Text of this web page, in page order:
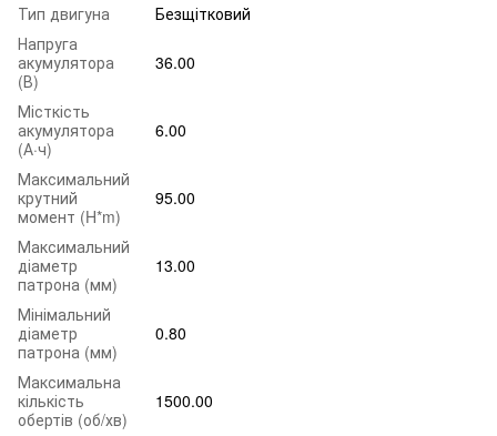
Тип двигуна
Безщітковий
Напруга
акумулятора
(В)
36.00
Місткість
акумулятора
(А·ч)
6.00
Максимальний
крутний
момент (H*m)
95.00
Максимальний
діаметр
патрона (мм)
13.00
Мінімальний
діаметр
патрона (мм)
0.80
Максимальна
кількість
обертів (об/хв)
1500.00